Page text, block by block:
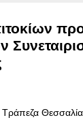
Τράπεζα